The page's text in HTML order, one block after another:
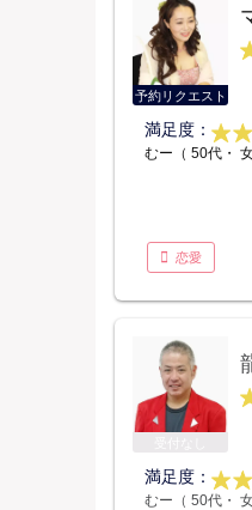
予約リクエスト
満足度：
むー（ 50代・ 女
恋愛
満足度：
むー（ 50代・ 女